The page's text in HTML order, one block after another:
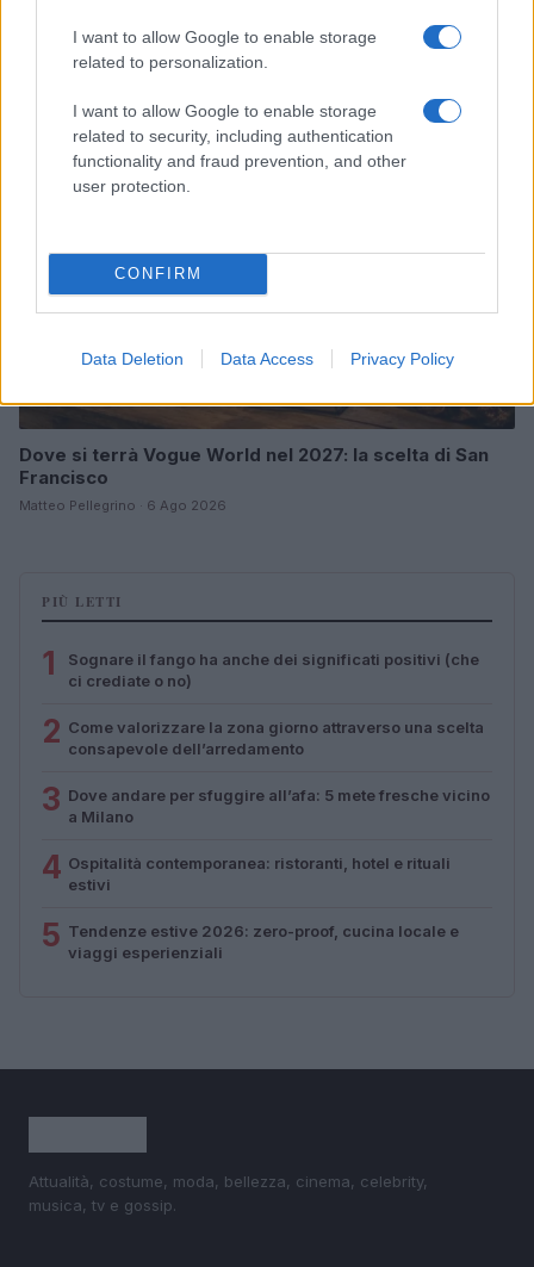
I want to allow Google to enable storage
related to personalization.
I want to allow Google to enable storage
related to security, including authentication
functionality and fraud prevention, and other
user protection.
CONFIRM
Data Deletion Data Access Privacy Policy
ex stabilimento di profumi
Matteo Pellegrino · 7 Ago 2026
Dove si terrà Vogue World nel 2027: la scelta di San
Francisco
Matteo Pellegrino · 6 Ago 2026
PIÙ LETTI
1
Sognare il fango ha anche dei significati positivi (che
ci crediate o no)
2 Come valorizzare la zona giorno attraverso una scelta
consapevole dell’arredamento
3 Dove andare per sfuggire all’afa: 5 mete fresche vicino
a Milano
4 Ospitalità contemporanea: ristoranti, hotel e rituali
estivi
5 Tendenze estive 2026: zero-proof, cucina locale e
viaggi esperienziali
Attualità, costume, moda, bellezza, cinema, celebrity,
musica, tv e gossip.